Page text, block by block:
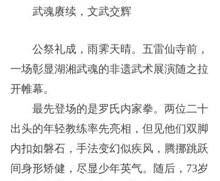
武魂赓续，文武交辉
公祭礼成，雨霁天晴。五雷仙寺前，
一场彰显湖湘武魂的非遗武术展演随之拉
开帷幕。
最先登场的是罗氏内家拳。两位二十
出头的年轻教练率先亮相，但见他们双脚
内扣如磐石，手法变幻似疾风，腾挪跳跃
间身形矫健，尽显少年英气。随后，73岁